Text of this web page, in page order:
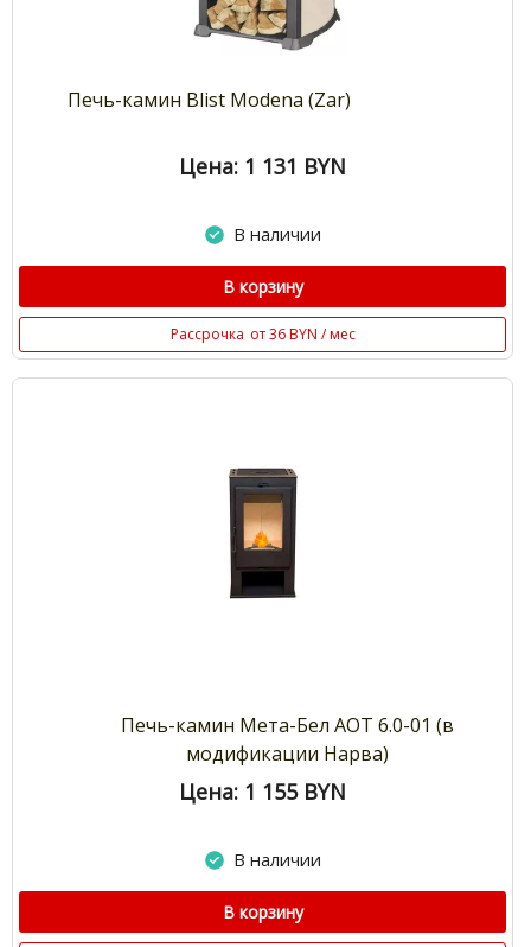
Печь-камин Blist Modena (Zar)
Цена: 1 131 BYN
В наличии
В корзину
Рассрочка от 36 BYN / мес
Печь-камин Мета-Бел АОТ 6.0-01 (в
модификации Нарва)
Цена: 1 155 BYN
В наличии
В корзину